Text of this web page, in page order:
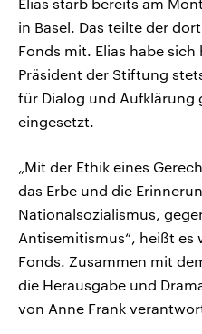
Elias starb bereits am
in Basel. Das teilte der
Fonds mit. Elias habe
Präsident der Stiftung
für Dialog und Aufklärung
eingesetzt.
„Mit der Ethik eines
das Erbe und die
Nationalsozialismus,
Antisemitismus“, heißt es
Fonds. Zusammen mit
die Herausgabe und
von Anne Frank